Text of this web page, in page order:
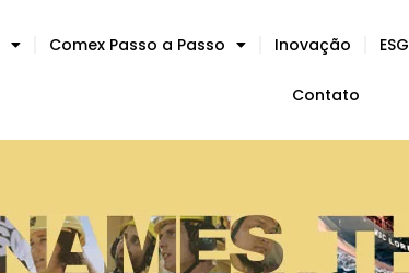
Comex Passo a Passo Inovação ESG
Contato